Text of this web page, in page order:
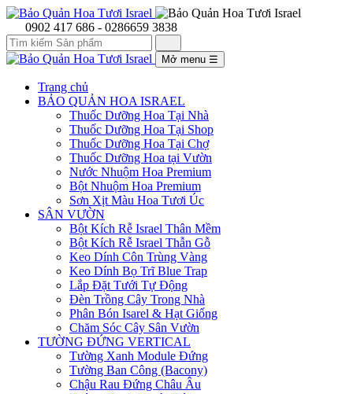
0902 417 686 - 0286659 3838
Mở menu ☰
Trang chủ
BẢO QUẢN HOA ISRAEL
Thuốc Dưỡng Hoa Tại Nhà
Thuốc Dưỡng Hoa Tại Shop
Thuốc Dưỡng Hoa Tại Chợ
Thuốc Dưỡng Hoa tại Vườn
Nước Nhuộm Hoa Premium
Bột Nhuộm Hoa Premium
Sơn Xịt Màu Hoa Tươi Úc
SÂN VƯỜN
Bột Kích Rễ Israel Thân Mềm
Bột Kích Rễ Israel Thẫn Gỗ
Keo Dính Côn Trùng Vàng
Keo Dính Bọ Trĩ Blue Trap
Lắp Đặt Tưới Tự Động
Đèn Trồng Cây Trong Nhà
Phân Bón Isarel & Hạt Giống
Chăm Sóc Cây Sân Vườn
TƯỜNG ĐỨNG VERTICAL
Tường Xanh Module Đứng
Tường Ban Công (Bacony)
Chậu Rau Đứng Châu Âu